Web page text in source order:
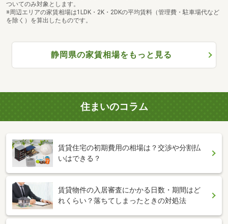
ついてのみ対象とします。
※周辺エリアの家賃相場は1LDK・2K・2DKの平均賃料（管理費・駐車場代など
を除く）を算出したものです。
静岡県の家賃相場をもっと見る
住まいのコラム
賃貸住宅の初期費用の相場は？交渉や分割払
いはできる？
賃貸物件の入居審査にかかる日数・期間はど
れくらい？落ちてしまったときの対処法